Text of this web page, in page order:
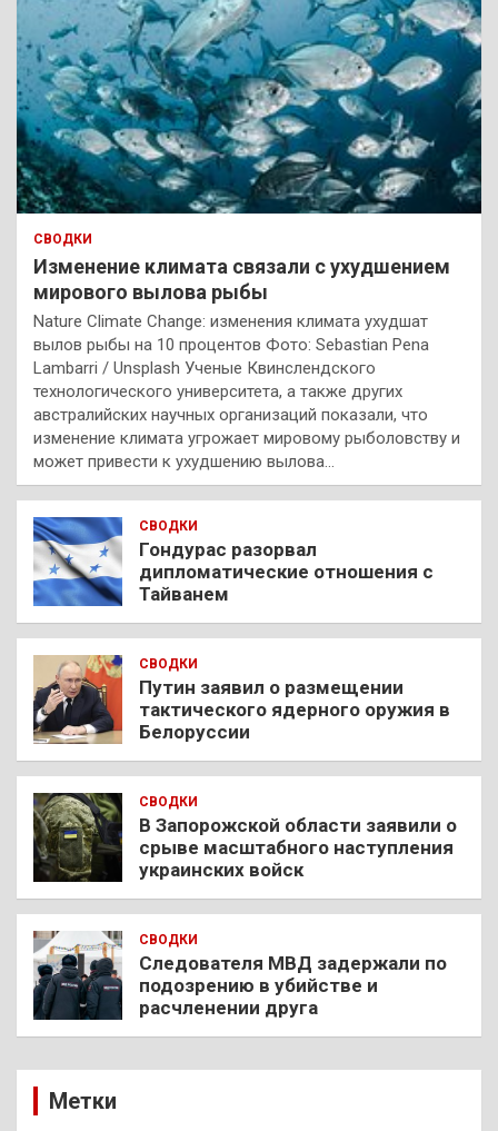
СВОДКИ
Изменение климата связали с ухудшением
мирового вылова рыбы
Nature Climate Change: изменения климата ухудшат
вылов рыбы на 10 процентов Фото: Sebastian Pena
Lambarri / Unsplash Ученые Квинслендского
технологического университета, а также других
австралийских научных организаций показали, что
изменение климата угрожает мировому рыболовству и
может привести к ухудшению вылова…
СВОДКИ
Гондурас разорвал
дипломатические отношения с
Тайванем
СВОДКИ
Путин заявил о размещении
тактического ядерного оружия в
Белоруссии
СВОДКИ
В Запорожской области заявили о
срыве масштабного наступления
украинских войск
СВОДКИ
Следователя МВД задержали по
подозрению в убийстве и
расчленении друга
Метки